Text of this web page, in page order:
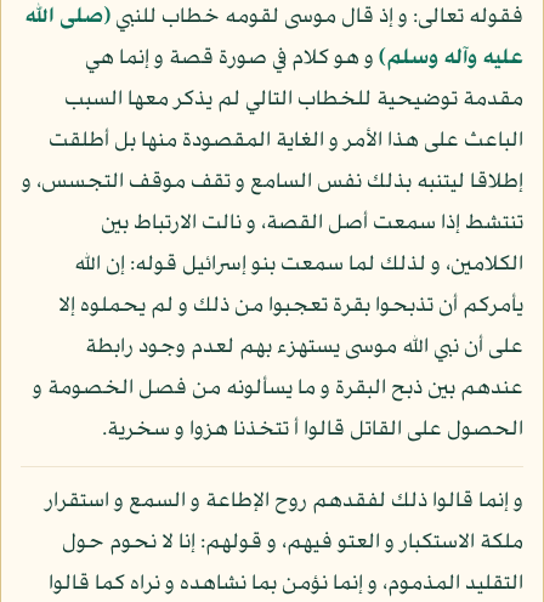
فقوله تعالى: و إذ قال موسى لقومه خطاب للنبي(صلى الله
عليه وآله وسلم)و هو كلام في صورة قصة و إنما هي
مقدمة توضيحية للخطاب التالي لم يذكر معها السبب
الباعث على هذا الأمر و الغاية المقصودة منها بل أطلقت
إطلاقا ليتنبه بذلك نفس السامع و تقف موقف التجسس، و
تنتشط إذا سمعت أصل القصة، و نالت الارتباط بين
الكلامين، و لذلك لما سمعت بنو إسرائيل قوله: إن الله
يأمركم أن تذبحوا بقرة تعجبوا من ذلك و لم يحملوه إلا
على أن نبي الله موسى يستهزء بهم لعدم وجود رابطة
عندهم بين ذبح البقرة و ما يسألونه من فصل الخصومة و
الحصول على القاتل قالوا أ تتخذنا هزوا و سخرية.
و إنما قالوا ذلك لفقدهم روح الإطاعة و السمع و استقرار
ملكة الاستكبار و العتو فيهم، و قولهم: إنا لا نحوم حول
التقليد المذموم، و إنما نؤمن بما نشاهده و نراه كما قالوا